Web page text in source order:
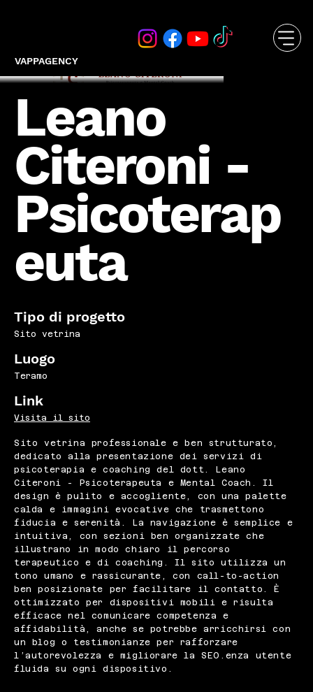
VAPPAGENCY
Leano
Citeroni -
Psicoterap
euta
Tipo di progetto
Sito vetrina
Luogo
Teramo
Link
Visita il sito
Sito vetrina professionale e ben strutturato,
dedicato alla presentazione dei servizi di
psicoterapia e coaching del dott. Leano
Citeroni - Psicoterapeuta e Mental Coach. Il
design è pulito e accogliente, con una palette
calda e immagini evocative che trasmettono
fiducia e serenità. La navigazione è semplice e
intuitiva, con sezioni ben organizzate che
illustrano in modo chiaro il percorso
terapeutico e di coaching. Il sito utilizza un
tono umano e rassicurante, con call-to-action
ben posizionate per facilitare il contatto. È
ottimizzato per dispositivi mobili e risulta
efficace nel comunicare competenza e
affidabilità, anche se potrebbe arricchirsi con
un blog o testimonianze per rafforzare
l’autorevolezza e migliorare la SEO.enza utente
fluida su ogni dispositivo.